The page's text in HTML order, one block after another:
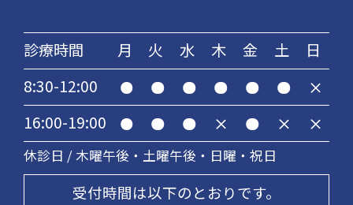
診療時間 月 火 水 木 金 土
日
8:30-12:00
16:00-19:00
休診日 / 木曜午後・土曜午後・日曜・祝日
受付時間は以下のとおりです。